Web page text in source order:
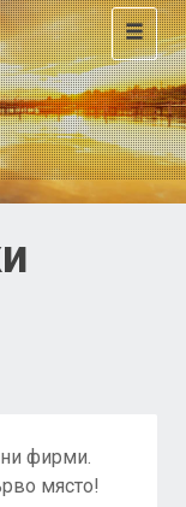
Toggle
фирми.
място!